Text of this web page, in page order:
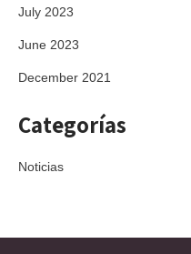
July 2023
June 2023
December 2021
Categorías
Noticias